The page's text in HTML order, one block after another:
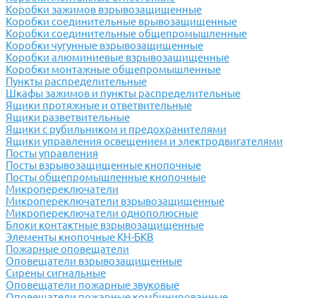
Коробки зажимов взрывозащищенные
Коробки соединительные врывозащищенные
Коробки соединительные общепромышленные
Коробки чугунные взрывозащищенные
Коробки алюминиевые взрывозащищенные
Коробки монтажные общепромышленные
Пункты распределительные
Шкафы зажимов и пункты распределительные
Ящики протяжные и ответвительные
Ящики разветвительные
Ящики с рубильником и предохранителями
Ящики управления освещением и электродвигателями
Посты управления
Посты взрывозащищенные кнопочные
Посты общепромышленные кнопочные
Микропереключатели
Микропереключатели взрывозащищенные
Микропереключатели однополюсные
Блоки контактные взрывозащищенные
Элементы кнопочные КН-БКВ
Пожарные оповещатели
Оповещатели взрывозащищенные
Сирены сигнальные
Оповещатели пожарные звуковые